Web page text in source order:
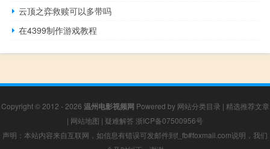
云顶之弈救赎可以多带吗
在4399制作游戏教程
Copyright © 2012 - 2026 温州电影视频网 Powered by 网站分类目录 | 精选推荐文章
| 网站地图 | 疑难解答 浙ICP备07500956号
声明：本站内容来自互联网，如信息有错误可发邮件到f_fb#foxmail.com说明，我们